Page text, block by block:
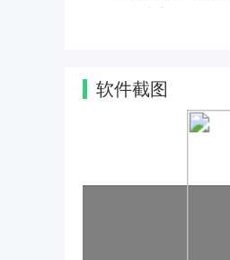
工具小组件软件软件
1. 实时推送天气
3. 定期推送软件
软件截图